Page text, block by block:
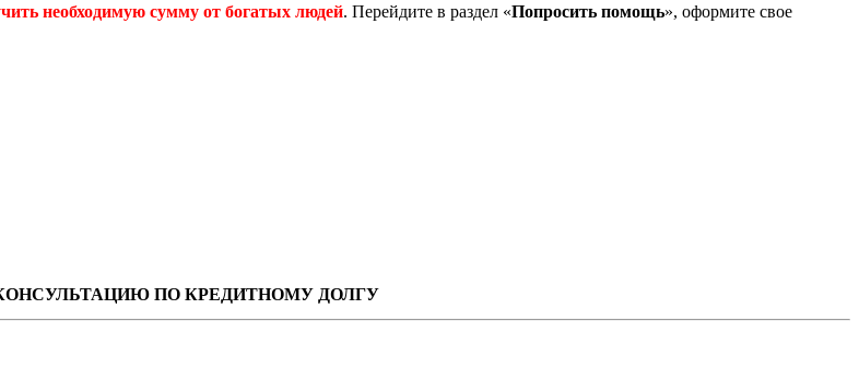
необходимую сумму от богатых людей. Перейдите в раздел «Попросить помощь», оформите свое
ПО КРЕДИТНОМУ ДОЛГУ